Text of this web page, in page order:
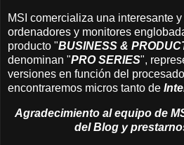
MSI comercializa una interesante
ordenadores y monitores
producto "BUSINESS &
denominan "PRO SERIES",
versiones en función del
encontraremos micros tanto de
Agradecimiento al equipo de
del Blog y